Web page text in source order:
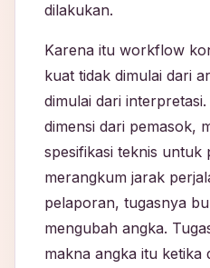
dilakukan.
Karena itu workflow
kuat tidak dimulai dari
dimulai dari
dimensi dari pemasok,
spesifikasi teknis untuk
merangkum jarak
pelaporan, tugasnya
mengubah angka.
makna angka itu ketika